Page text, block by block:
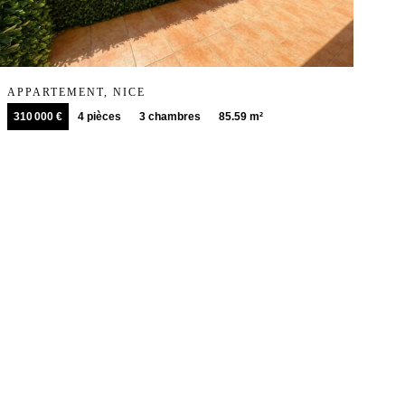
APPARTEMENT, NICE
310 000 €
4 pièces 3 chambres 85.59 m²